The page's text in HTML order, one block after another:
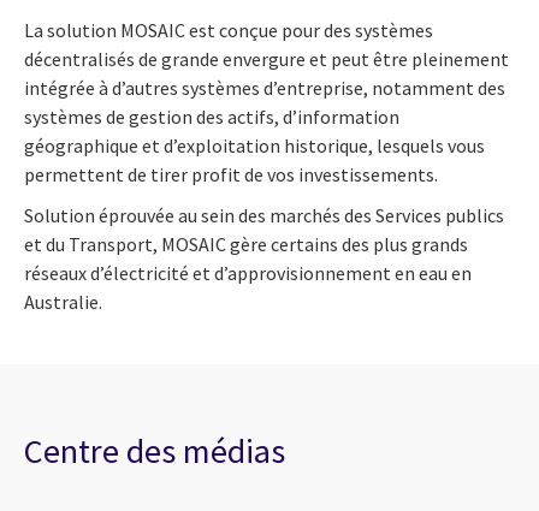
La solution MOSAIC est conçue pour des systèmes
décentralisés de grande envergure et peut être pleinement
intégrée à d’autres systèmes d’entreprise, notamment des
systèmes de gestion des actifs, d’information
géographique et d’exploitation historique, lesquels vous
permettent de tirer profit de vos investissements.
Solution éprouvée au sein des marchés des Services publics
et du Transport, MOSAIC gère certains des plus grands
réseaux d’électricité et d’approvisionnement en eau en
Australie.
Centre des médias